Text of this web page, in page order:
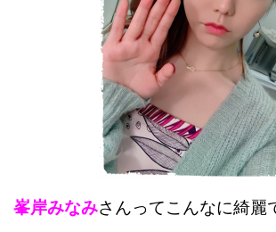
峯岸みなみさんってこんなに綺麗